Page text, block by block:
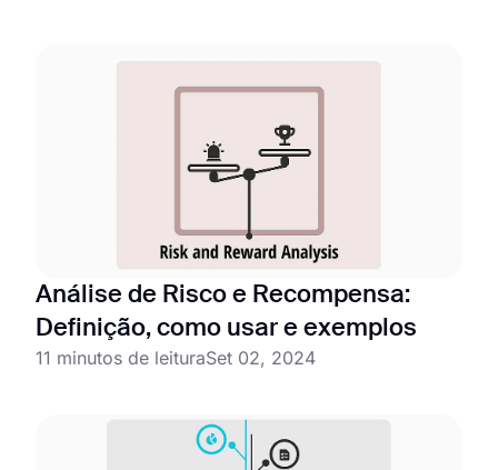
Análise de Risco e Recompensa:
Definição, como usar e exemplos
11 minutos de leituraSet 02, 2024